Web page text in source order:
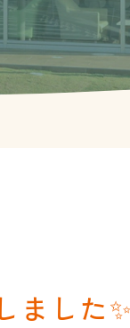
ました